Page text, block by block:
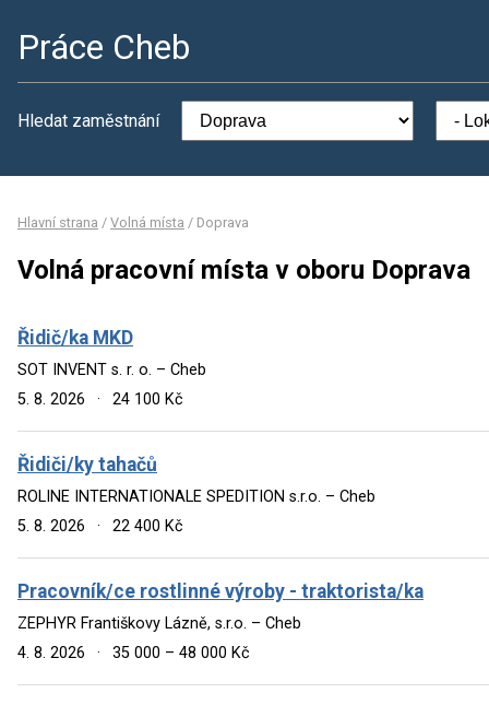
Práce Cheb
Hledat zaměstnání
Hlavní strana / Volná místa / Doprava
Volná pracovní místa v oboru Doprava
Řidič/ka MKD
SOT INVENT s. r. o. – Cheb
5. 8. 2026
· 24 100 Kč
Řidiči/ky tahačů
ROLINE INTERNATIONALE SPEDITION s.r.o. – Cheb
5. 8. 2026
· 22 400 Kč
Pracovník/ce rostlinné výroby - traktorista/ka
ZEPHYR Františkovy Lázně, s.r.o. – Cheb
4. 8. 2026
· 35 000 – 48 000 Kč